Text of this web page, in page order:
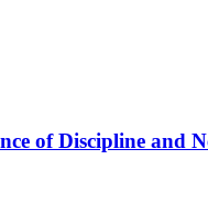
of Discipline and